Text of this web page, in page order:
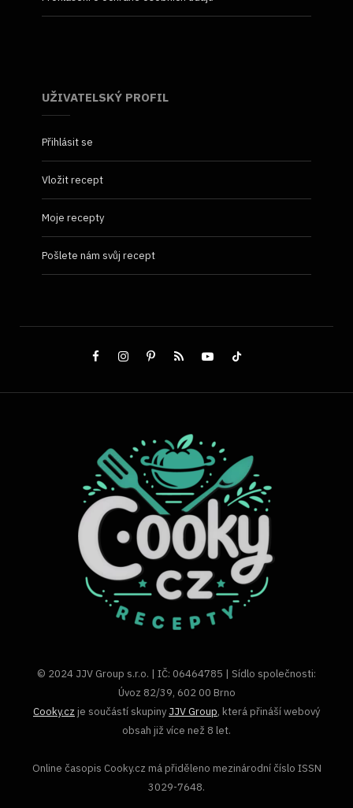
UŽIVATELSKÝ PROFIL
Přihlásit se
Vložit recept
Moje recepty
Pošlete nám svůj recept
© 2024 JJV Group s.r.o. | IČ: 06464785 | Sídlo společnosti:
Úvoz 82/39, 602 00 Brno
Cooky.cz je součástí skupiny JJV Group, která přináší webový
obsah již více než 8 let.
Online časopis Cooky.cz má přiděleno mezinárodní číslo ISSN
3029-7648.